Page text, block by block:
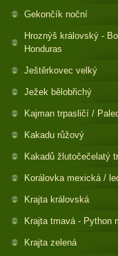
Gekončík noční
Hroznýš královský -
Honduras
Ještěrkovec velký
Ježek bělobřichý
Kajman trpasličí /
Kakadu růžový
Kakadů žlutočečelatý
Korálovka mexická /
Krajta královská
Krajta tmavá - Python
Krajta zelená